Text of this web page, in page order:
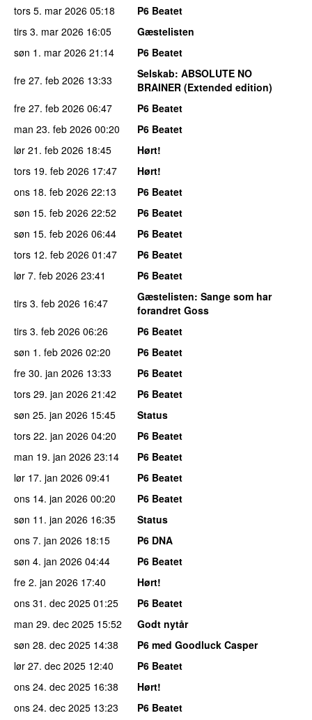
tors 5. mar 2026 05:18
P6 Beatet
tirs 3. mar 2026 16:05
Gæstelisten
søn 1. mar 2026 21:14
P6 Beatet
fre 27. feb 2026 13:33 Selskab: ABSOLUTE NO
BRAINER (Extended edition)
fre 27. feb 2026 06:47
P6 Beatet
man 23. feb 2026 00:20
P6 Beatet
lør 21. feb 2026 18:45
Hørt!
tors 19. feb 2026 17:47
Hørt!
ons 18. feb 2026 22:13
P6 Beatet
søn 15. feb 2026 22:52
P6 Beatet
søn 15. feb 2026 06:44
P6 Beatet
tors 12. feb 2026 01:47
P6 Beatet
lør 7. feb 2026 23:41
P6 Beatet
tirs 3. feb 2026 16:47 Gæstelisten: Sange som har
forandret Goss
tirs 3. feb 2026 06:26
P6 Beatet
søn 1. feb 2026 02:20
P6 Beatet
fre 30. jan 2026 13:33
P6 Beatet
tors 29. jan 2026 21:42
P6 Beatet
søn 25. jan 2026 15:45
Status
tors 22. jan 2026 04:20
P6 Beatet
man 19. jan 2026 23:14
P6 Beatet
lør 17. jan 2026 09:41
P6 Beatet
ons 14. jan 2026 00:20
P6 Beatet
søn 11. jan 2026 16:35
Status
ons 7. jan 2026 18:15
P6 DNA
søn 4. jan 2026 04:44
P6 Beatet
fre 2. jan 2026 17:40
Hørt!
ons 31. dec 2025 01:25
P6 Beatet
man 29. dec 2025 15:52
Godt nytår
søn 28. dec 2025 14:38
P6 med Goodluck Casper
lør 27. dec 2025 12:40
P6 Beatet
ons 24. dec 2025 16:38
Hørt!
ons 24. dec 2025 13:23
P6 Beatet